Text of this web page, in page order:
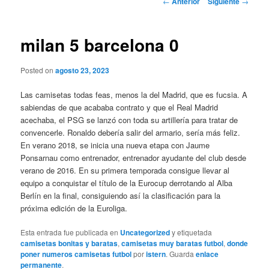
milan 5 barcelona 0
Posted onagosto 23, 2023
Las camisetas todas feas, menos la del Madrid, que es fucsia. A
sabiendas de que acababa contrato y que el Real Madrid
acechaba, el PSG se lanzó con toda su artillería para tratar de
convencerle. Ronaldo debería salir del armario, sería más feliz.
En verano 2018, se inicia una nueva etapa con Jaume
Ponsarnau como entrenador, entrenador ayudante del club desde
verano de 2016. En su primera temporada consigue llevar al
equipo a conquistar el título de la Eurocup derrotando al Alba
Berlín en la final, consiguiendo así la clasificación para la
próxima edición de la Euroliga.
Esta entrada fue publicada en Uncategorizedy etiquetada
camisetas bonitas y baratas,camisetas muy baratas futbol,donde
poner numeros camisetas futbolporistern. Guardaenlace
permanente.